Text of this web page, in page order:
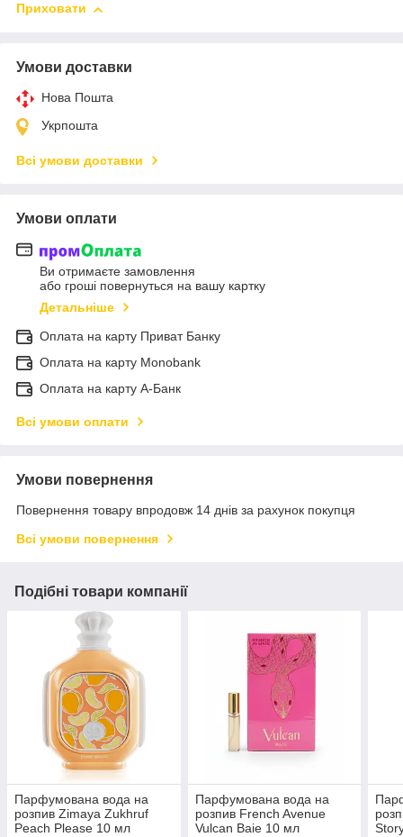
Приховати
Умови доставки
Нова Пошта
Укрпошта
Всі умови доставки
Умови оплати
Ви отримаєте замовлення
або гроші повернуться на вашу картку
Детальніше
Оплата на карту Приват Банку
Оплата на карту Monobank
Оплата на карту А-Банк
Всі умови оплати
Умови повернення
Повернення товару впродовж 14 днів за рахунок покупця
Всі умови повернення
Подібні товари компанії
Парфумована вода на
розпив Zimaya Zukhruf
Peach Please 10 мл
Парфумована вода на
розпив French Avenue
Vulcan Baie 10 мл